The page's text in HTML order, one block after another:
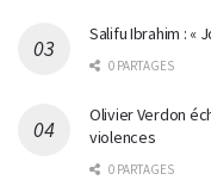
Salifu Ibrahim : «
0 PARTAGES
Olivier Verdon
violences
0 PARTAGES